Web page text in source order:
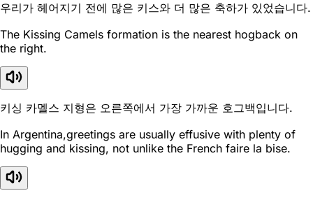
우리가 헤어지기 전에 많은 키스와 더 많은 축하가 있었습니다.
The Kissing Camels formation is the nearest hogback on
the right.
키싱 카멜스 지형은 오른쪽에서 가장 가까운 호그백입니다.
In Argentina,greetings are usually effusive with plenty of
hugging and kissing, not unlike the French faire la bise.